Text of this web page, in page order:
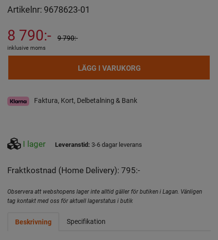
Artikelnr: 9678623-01
8 790:- 9 790:-
inklusive moms
LÄGG I VARUKORG
Faktura, Kort, Delbetalning & Bank
I lager Leveranstid: 3-6 dagar leverans
Fraktkostnad (Home Delivery): 795:-
Observera att webshopens lager inte alltid gäller för butiken i Lagan. Vänligen
tag kontakt med oss för aktuell lagerstatus i butik
Beskrivning Specifikation